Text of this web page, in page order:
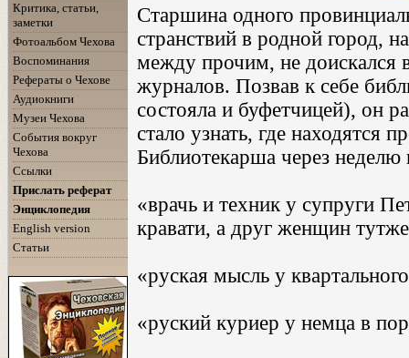
Критика, статьи,
заметки
Фотоальбом Чехова
Воспоминания
Рефераты о Чехове
Аудиокниги
Музеи Чехова
События вокруг
Чехова
Ссылки
Прислать реферат
Энциклопедия
English version
Статьи
Старшина одного
странствий в родной город,
между прочим, не доискался
журналов. Позвав к себе
состояла и буфетчицей), он
стало узнать, где находятся
Библиотекарша через
«врачь и техник у супруги
кравати, а друг женщин
«руская мысль у
«руский куриер у немца в